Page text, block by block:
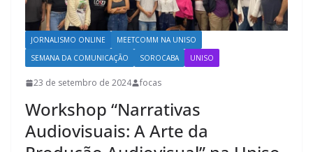
JORNALISMO ONLINE
MEETCOMM NA UNISO
SEMANA DA COMUNICAÇÃO
SOROCABA UNISO
23 de setembro de 2024 focas
Workshop “Narrativas
Audiovisuais: A Arte da